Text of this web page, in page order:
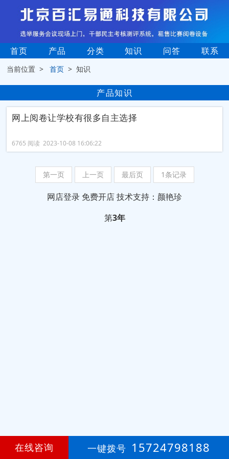
首页 产品 分类 知识 问答 联系
当前位置 >首页 > 知识
产品知识
网上阅卷让学校有很多自主选择
6765 阅读 2023-10-08 16:06:22
第一页 上一页 最后页 1条记录
网店登录 免费开店技术支持：颜艳珍
第3年
在线咨询 一键拨号 15724798188